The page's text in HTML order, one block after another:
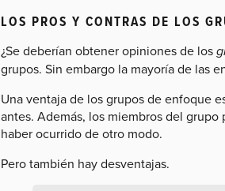
LOS PROS Y CONTRAS DE LOS
¿Se deberían obtener opiniones de los
grupos. Sin embargo la mayoría de las
Una ventaja de los grupos de enfoque
antes. Además, los miembros del
haber ocurrido de otro modo.
Pero también hay desventajas.